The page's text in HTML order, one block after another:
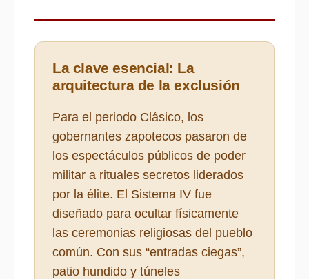
La clave esencial: La
arquitectura de la exclusión
Para el periodo Clásico, los
gobernantes zapotecos pasaron de
los espectáculos públicos de poder
militar a rituales secretos liderados
por la élite. El Sistema IV fue
diseñado para ocultar físicamente
las ceremonias religiosas del pueblo
común. Con sus “entradas ciegas”,
patio hundido y túneles